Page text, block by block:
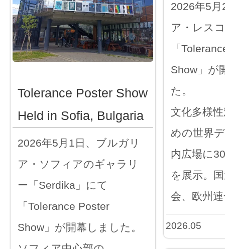
2026年5
ア・レス
「
Show」が
た。
文化多様
めの世界
内広場に
を展示。
会、欧州
2026.05
Tolerance Poster Show
Held in Sofia, Bulgaria
2026年5月1日、ブルガリ
ア・ソフィアのギャラリ
ー「Serdika」にて
「Tolerance Poster
Show」が開幕しました。